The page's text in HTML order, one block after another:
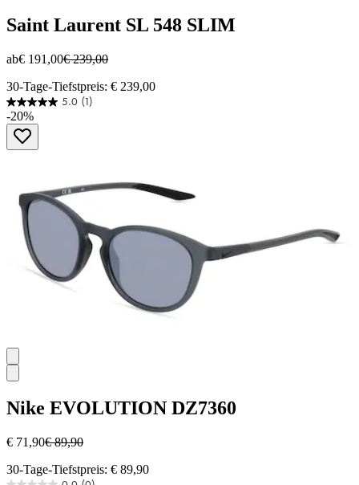
Saint Laurent SL 548 SLIM
ab€ 191,00€ 239,00
30-Tage-Tiefstpreis: € 239,00
5.0 (1)
5.0
von
Sternen.
-20%
Nike EVOLUTION DZ7360
€ 71,90€ 89,90
30-Tage-Tiefstpreis: € 89,90